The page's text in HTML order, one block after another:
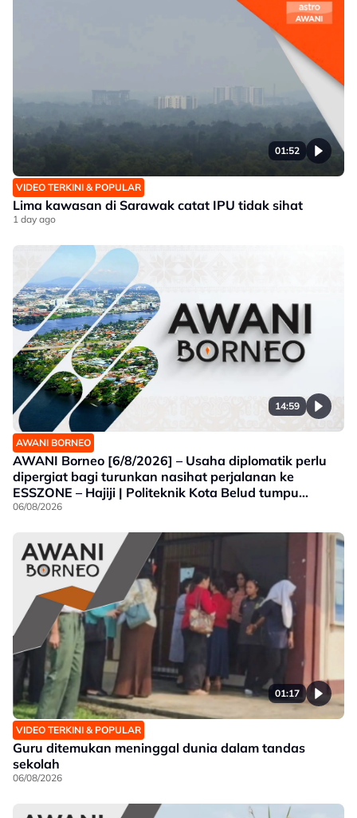
01:52
VIDEO TERKINI & POPULAR
Lima kawasan di Sarawak catat IPU tidak sihat
1 day ago
14:59
AWANI BORNEO
AWANI Borneo [6/8/2026] – Usaha diplomatik perlu
dipergiat bagi turunkan nasihat perjalanan ke
ESSZONE – Hajiji | Politeknik Kota Belud tumpu
bidang selaras keperluan industri Sabah |
produk tempatan
06/08/2026
01:17
VIDEO TERKINI & POPULAR
Guru ditemukan meninggal dunia dalam tandas
sekolah
06/08/2026